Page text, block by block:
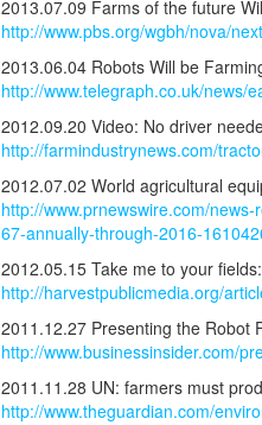
2013.07.09 Farms of the future
http://www.pbs.org/wgbh/nova/
2013.06.04 Robots Will be
http://www.telegraph.co.uk/news/
2012.09.20 Video: No driver
http://farmindustrynews.com/
2012.07.02 World agricultural
http://www.prnewswire.com/
67-annually-through-2016-
2012.05.15 Take me to your
http://harvestpublicmedia.org/
2011.12.27 Presenting the Robot
http://www.businessinsider.com/
2011.11.28 UN: farmers must
http://www.theguardian.com/